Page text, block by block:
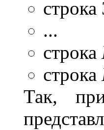
...
строка
строка
Так,